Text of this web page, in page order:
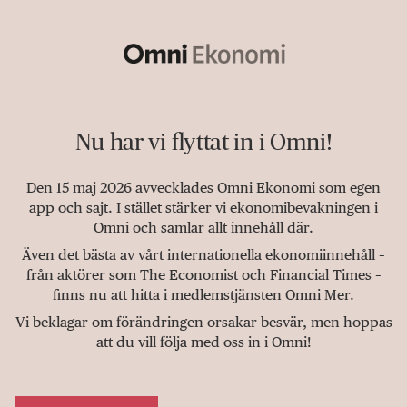
Nu har vi flyttat in i Omni!
Den 15 maj 2026 avvecklades Omni Ekonomi som egen
app och sajt. I stället stärker vi ekonomibevakningen i
Omni och samlar allt innehåll där.
Även det bästa av vårt internationella ekonomiinnehåll –
från aktörer som The Economist och Financial Times –
finns nu att hitta i medlemstjänsten Omni Mer.
Vi beklagar om förändringen orsakar besvär, men hoppas
att du vill följa med oss in i Omni!